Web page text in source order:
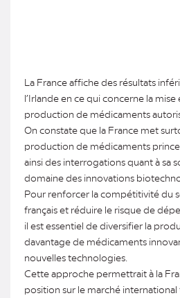
La France affiche des résultats
l’Irlande en ce qui concerne la
production de médicaments
On constate que la France met
production de médicaments
ainsi des interrogations quant à sa
domaine des innovations
Pour renforcer la compétitivité du
français et réduire le risque de
il est essentiel de diversifier la
davantage de médicaments
nouvelles technologies.
Cette approche permettrait à la
position sur le marché